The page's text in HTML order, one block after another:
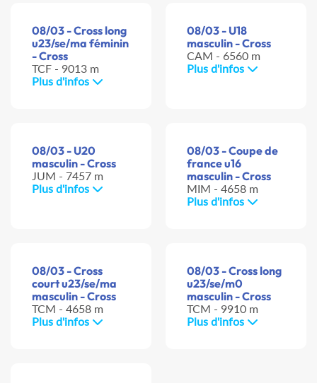
08/03 - Cross long
u23/se/ma féminin
- Cross
TCF - 9013 m
Plus d'infos
08/03 - U18
masculin - Cross
CAM - 6560 m
Plus d'infos
08/03 - U20
masculin - Cross
JUM - 7457 m
Plus d'infos
08/03 - Coupe de
france u16
masculin - Cross
MIM - 4658 m
Plus d'infos
08/03 - Cross
court u23/se/ma
masculin - Cross
TCM - 4658 m
Plus d'infos
08/03 - Cross long
u23/se/m0
masculin - Cross
TCM - 9910 m
Plus d'infos